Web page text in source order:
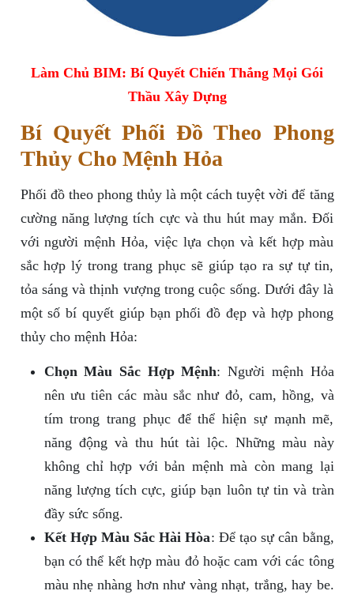
Làm Chủ BIM: Bí Quyết Chiến Thắng Mọi Gói
Thầu Xây Dựng
Bí Quyết Phối Đồ Theo Phong
Thủy Cho Mệnh Hỏa
Phối đồ theo phong thủy là một cách tuyệt vời để tăng
cường năng lượng tích cực và thu hút may mắn. Đối
với người mệnh Hỏa, việc lựa chọn và kết hợp màu
sắc hợp lý trong trang phục sẽ giúp tạo ra sự tự tin,
tỏa sáng và thịnh vượng trong cuộc sống. Dưới đây là
một số bí quyết giúp bạn phối đồ đẹp và hợp phong
thủy cho mệnh Hỏa:
Chọn Màu Sắc Hợp Mệnh: Người mệnh Hỏa
nên ưu tiên các màu sắc như đỏ, cam, hồng, và
tím trong trang phục để thể hiện sự mạnh mẽ,
năng động và thu hút tài lộc. Những màu này
không chỉ hợp với bản mệnh mà còn mang lại
năng lượng tích cực, giúp bạn luôn tự tin và tràn
đầy sức sống.
Kết Hợp Màu Sắc Hài Hòa: Để tạo sự cân bằng,
bạn có thể kết hợp màu đỏ hoặc cam với các tông
màu nhẹ nhàng hơn như vàng nhạt, trắng, hay be.